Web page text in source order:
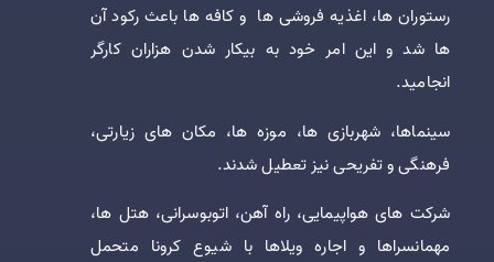
رستوران ها، اغذیه فروشی ها و کافه ها باعث رکود آن
ها شد و این امر خود به بیکار شدن هزاران کارگر
انجامید.
سینماها، شهربازی ها، موزه ها، مکان های زیارتی،
فرهنگی و تفریحی نیز تعطیل شدند.
شرکت های هواپیمایی، راه آهن، اتوبوسرانی، هتل ها،
مهمانسراها و اجاره ویلاها با شیوع کرونا متحمل